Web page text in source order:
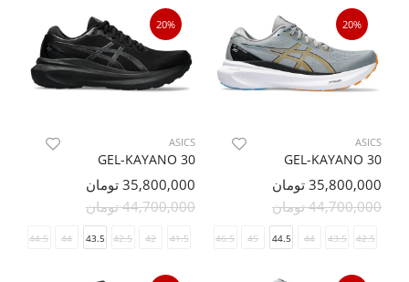
20%
ASICS
GEL-KAYANO 30
35,800,000 تومان
44,700,000 تومان
42.5
43.5
44
44.5
45
46.5
20%
ASICS
GEL-KAYANO 30
35,800,000 تومان
44,700,000 تومان
41.5
42
42.5
43.5
44
44.5